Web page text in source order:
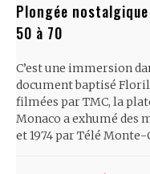
Plongée
50 à 70
C’est une immersion
document baptisé
filmées par TMC, la
Monaco a exhumé des
et 1974 par Télé Monte-